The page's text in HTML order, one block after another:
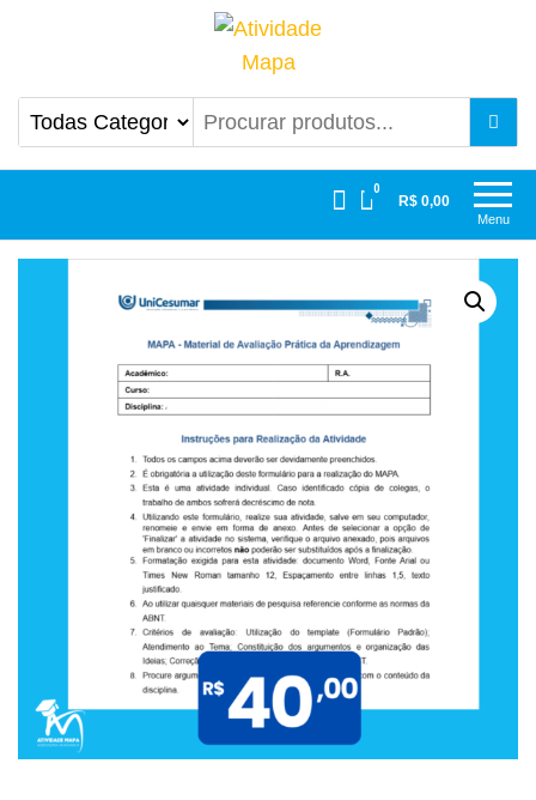
Atividade Mapa Mapa UniCesumar
Menu
0
R$ 0,00